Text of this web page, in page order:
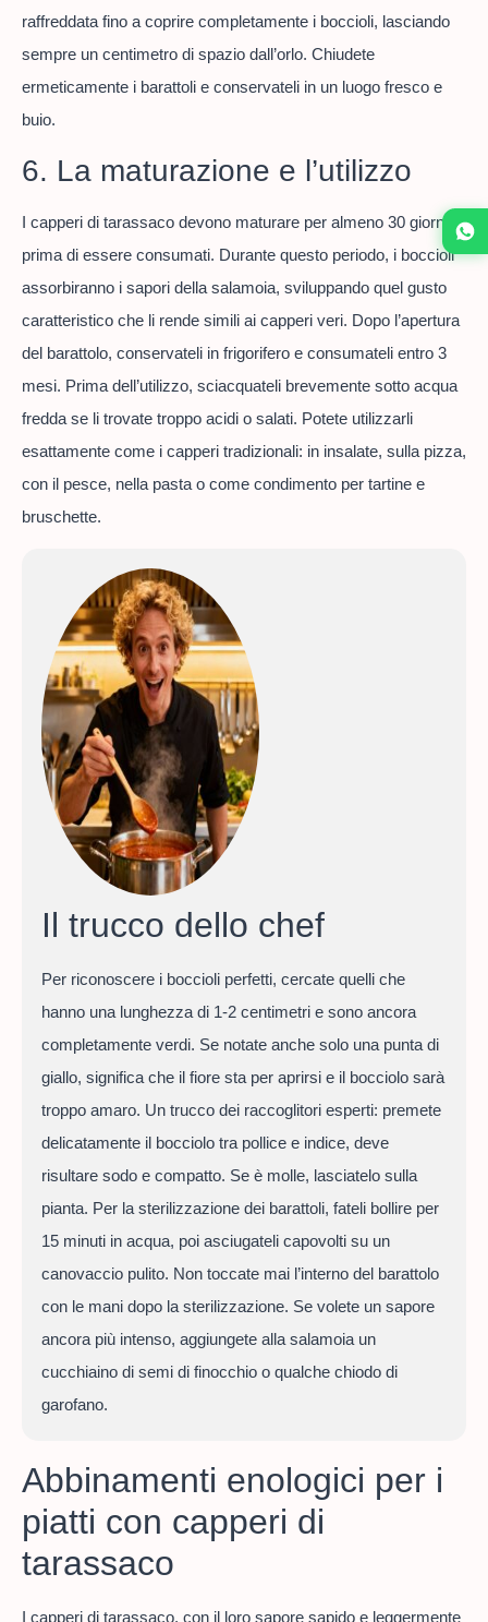
raffreddata fino a coprire completamente i boccioli, lasciando
sempre un centimetro di spazio dall’orlo. Chiudete
ermeticamente i barattoli e conservateli in un luogo fresco e
buio.
6. La maturazione e l’utilizzo
I capperi di tarassaco devono maturare per almeno 30 giorni
prima di essere consumati. Durante questo periodo, i boccioli
assorbiranno i sapori della salamoia, sviluppando quel gusto
caratteristico che li rende simili ai capperi veri. Dopo l’apertura
del barattolo, conservateli in frigorifero e consumateli entro 3
mesi. Prima dell’utilizzo, sciacquateli brevemente sotto acqua
fredda se li trovate troppo acidi o salati. Potete utilizzarli
esattamente come i capperi tradizionali: in insalate, sulla pizza,
con il pesce, nella pasta o come condimento per tartine e
bruschette.
Il trucco dello chef
Per riconoscere i boccioli perfetti, cercate quelli che
hanno una lunghezza di 1-2 centimetri e sono ancora
completamente verdi. Se notate anche solo una punta di
giallo, significa che il fiore sta per aprirsi e il bocciolo sarà
troppo amaro. Un trucco dei raccoglitori esperti: premete
delicatamente il bocciolo tra pollice e indice, deve
risultare sodo e compatto. Se è molle, lasciatelo sulla
pianta. Per la sterilizzazione dei barattoli, fateli bollire per
15 minuti in acqua, poi asciugateli capovolti su un
canovaccio pulito. Non toccate mai l’interno del barattolo
con le mani dopo la sterilizzazione. Se volete un sapore
ancora più intenso, aggiungete alla salamoia un
cucchiaino di semi di finocchio o qualche chiodo di
garofano.
Abbinamenti enologici per i
piatti con capperi di
tarassaco
I capperi di tarassaco, con il loro sapore sapido e leggermente